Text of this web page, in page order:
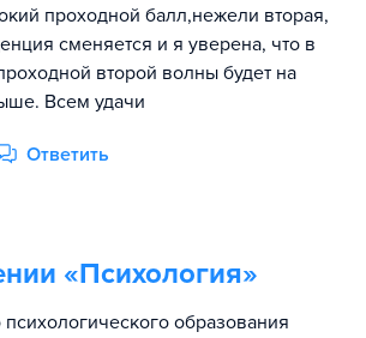
проходной балл,нежели вторая,
сменяется и я уверена, что в
второй волны будет на
Всем удачи
Ответить
«Психология»
образования